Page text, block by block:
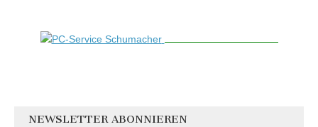
NEWSLETTER ABONNIEREN